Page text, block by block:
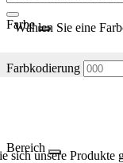
Farbe
Wählen Sie eine
Farbkodierung
Bereich
sich unsere